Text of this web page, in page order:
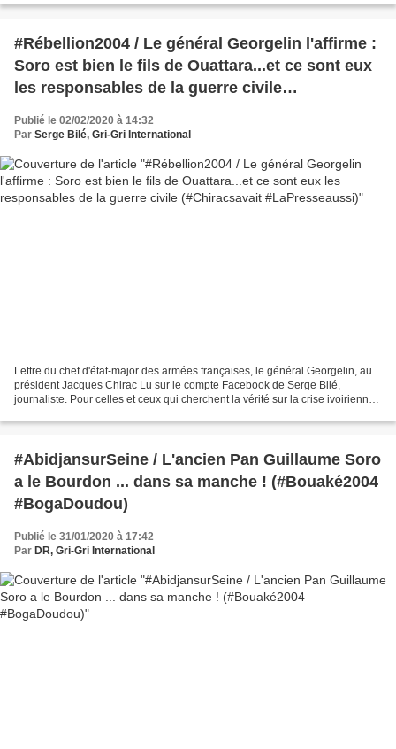
#Rébellion2004 / Le général Georgelin l'affirme :
Soro est bien le fils de Ouattara...et ce sont eux
les responsables de la guerre civile
Publié le 02/02/2020 à 14:32
Par Serge Bilé, Gri-Gri International
Lettre du chef d'état-major des armées françaises, le général Georgelin, au
président Jacques Chirac Lu sur le compte Facebook de Serge Bilé,
journaliste. Pour celles et ceux qui cherchent la vérité sur la crise ivoirienne,
#AbidjansurSeine / L'ancien Pan Guillaume Soro
a le Bourdon ... dans sa manche ! (#Bouaké2004
#BogaDoudou)
Publié le 31/01/2020 à 17:42
Par DR, Gri-Gri International